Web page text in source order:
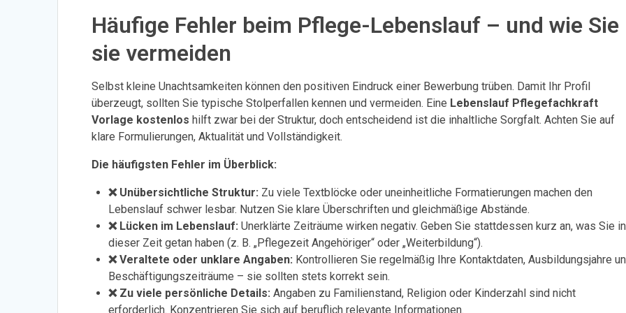
Häufige Fehler beim Pflege-Lebenslauf – und wie Sie
sie vermeiden
Selbst kleine Unachtsamkeiten können den positiven Eindruck einer Bewerbung trüben. Damit Ihr Profil
überzeugt, sollten Sie typische Stolperfallen kennen und vermeiden. Eine Lebenslauf Pflegefachkraft
Vorlage kostenlos hilft zwar bei der Struktur, doch entscheidend ist die inhaltliche Sorgfalt. Achten Sie auf
klare Formulierungen, Aktualität und Vollständigkeit.
Die häufigsten Fehler im Überblick:
❌ Unübersichtliche Struktur: Zu viele Textblöcke oder uneinheitliche Formatierungen machen den
Lebenslauf schwer lesbar. Nutzen Sie klare Überschriften und gleichmäßige Abstände.
❌ Lücken im Lebenslauf: Unerklärte Zeiträume wirken negativ. Geben Sie stattdessen kurz an, was Sie in
dieser Zeit getan haben (z. B. „Pflegezeit Angehöriger“ oder „Weiterbildung“).
❌ Veraltete oder unklare Angaben: Kontrollieren Sie regelmäßig Ihre Kontaktdaten, Ausbildungsjahre
Beschäftigungszeiträume – sie sollten stets korrekt sein.
❌ Zu viele persönliche Details: Angaben zu Familienstand, Religion oder Kinderzahl sind nicht
erforderlich. Konzentrieren Sie sich auf beruflich relevante Informationen.